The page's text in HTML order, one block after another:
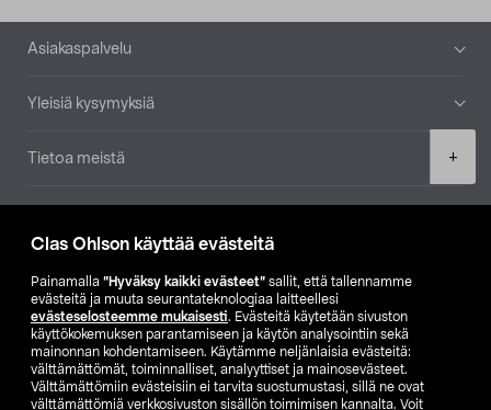
Clas Ohlson käyttää evästeitä
Painamalla ”Hyväksy kaikki evästeet” sallit, että tallennamme
evästeitä ja muuta seurantateknologiaa laitteellesi
evästeselosteemme mukaisesti. Evästeitä käytetään sivuston
käyttökokemuksen parantamiseen ja käytön analysointiin sekä
mainonnan kohdentamiseen. Käytämme neljänlaisia evästeitä:
välttämättömät, toiminnalliset, analyyttiset ja mainosevästeet.
Välttämättömiin evästeisiin ei tarvita suostumustasi, sillä ne ovat
välttämättömiä verkkosivuston sisällön toimimisen kannalta. Voit
+
Alatunniste
Asiakaspalvelu
Yleisiä kysymyksiä
Tietoa meistä
Etsi myymälä
SE NO FI